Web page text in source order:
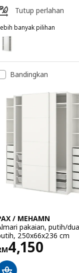
Tutup perlahan
banyak pilihan
/ HASVIKPAX / HASVIK,
Bandingkan
/ MEHAMN
pakaian, putih/
250x66x236 cm
4,150RM